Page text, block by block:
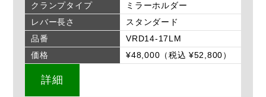
クランプタイプ
ミラーホルダー
レバー長さ
スタンダード
品番
VRD14-17LM
価格
¥48,000（税込 ¥52,800）
詳細